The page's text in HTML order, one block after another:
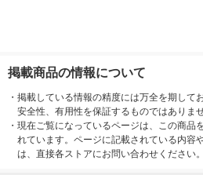
掲載商品の情報について
・ 掲載している情報の精度には万全を期して
安全性、有用性を保証するものではありませ
・ 現在ご覧になっているページは、この商品
れています。ページに記載されている内容
は、直接各ストアにお問い合わせください。